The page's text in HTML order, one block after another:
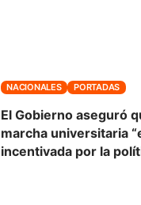
NACIONALES PORTADAS
El Gobierno aseguró
marcha universitaria
incentivada por la